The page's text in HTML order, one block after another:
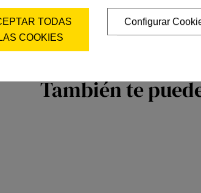
También te
TODAS
LAS COOKIES
Configurar